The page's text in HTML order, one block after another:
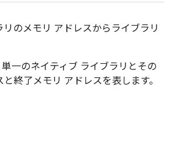
リのメモリ アドレスからライブラリ
一のネイティブ ライブラリとその
終了メモリ アドレスを表します。